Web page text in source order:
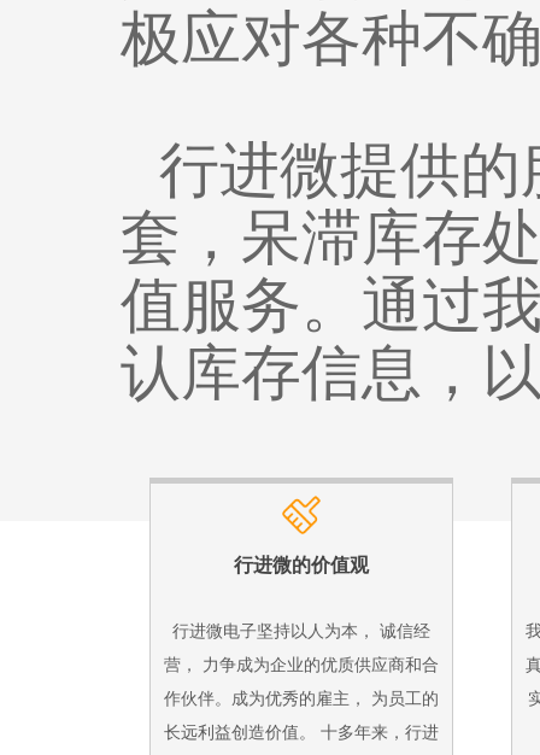
极应对各种不
行进微提供
套，呆滞库存
值服务。通过
认库存信息，
行进微的价值观
行进微电子坚持以人为本， 诚信经
营， 力争成为企业的优质供应商和合
作伙伴。成为优秀的雇主， 为员工的
长远利益创造价值。 十多年来，行进